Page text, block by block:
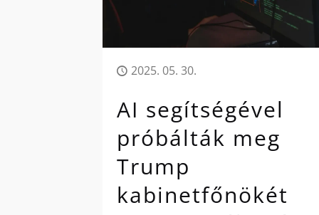
2025. 05. 30.
AI segítségével
próbálták meg
Trump
kabinetfőnökét